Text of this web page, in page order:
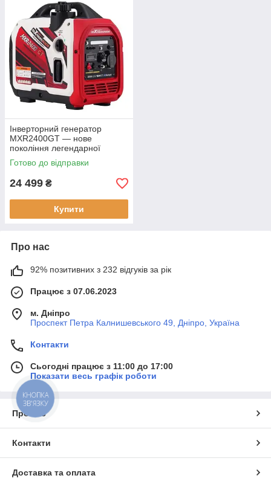
Інверторний генератор
MXR2400GT — нове
покоління легендарної
моделі MXR2300 |
Інверторний генератор
MXR2400GT
Готово до відправки
24 499 ₴
Купити
Про нас
92% позитивних з 232 відгуків за рік
Працює з 07.06.2023
м. Дніпро
Проспект Петра Калнишевського 49, Дніпро, Україна
Контакти
Сьогодні працює з 11:00 до 17:00
Показати весь графік роботи
Про нас
Контакти
Доставка та оплата
КНОПКА
ЗВ'ЯЗКУ